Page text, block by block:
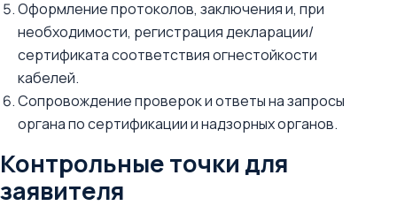
Оформление протоколов, заключения и, при
необходимости, регистрация декларации/
сертификата соответствия огнестойкости
кабелей.
Сопровождение проверок и ответы на запросы
органа по сертификации и надзорных органов.
Контрольные точки для
заявителя